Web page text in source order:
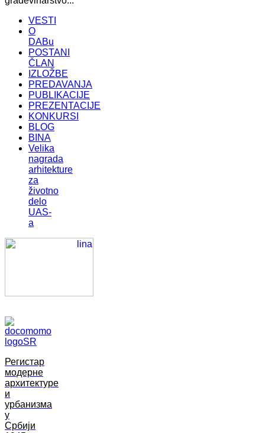
VESTI
O
DABu
POSTANI
ČLAN
IZLOŽBE
PREDAVANJA
PUBLIKACIJE
PREZENTACIJE
KONKURSI
BLOG
BINA
Velika
nagrada
arhitekture
za
životno
delo
UAS-
a
Регистар
модерне
архитектуре
и
урбанизма
у
Србији